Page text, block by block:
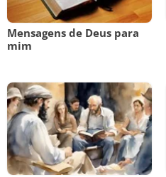
Mensagens de Deus para
mim